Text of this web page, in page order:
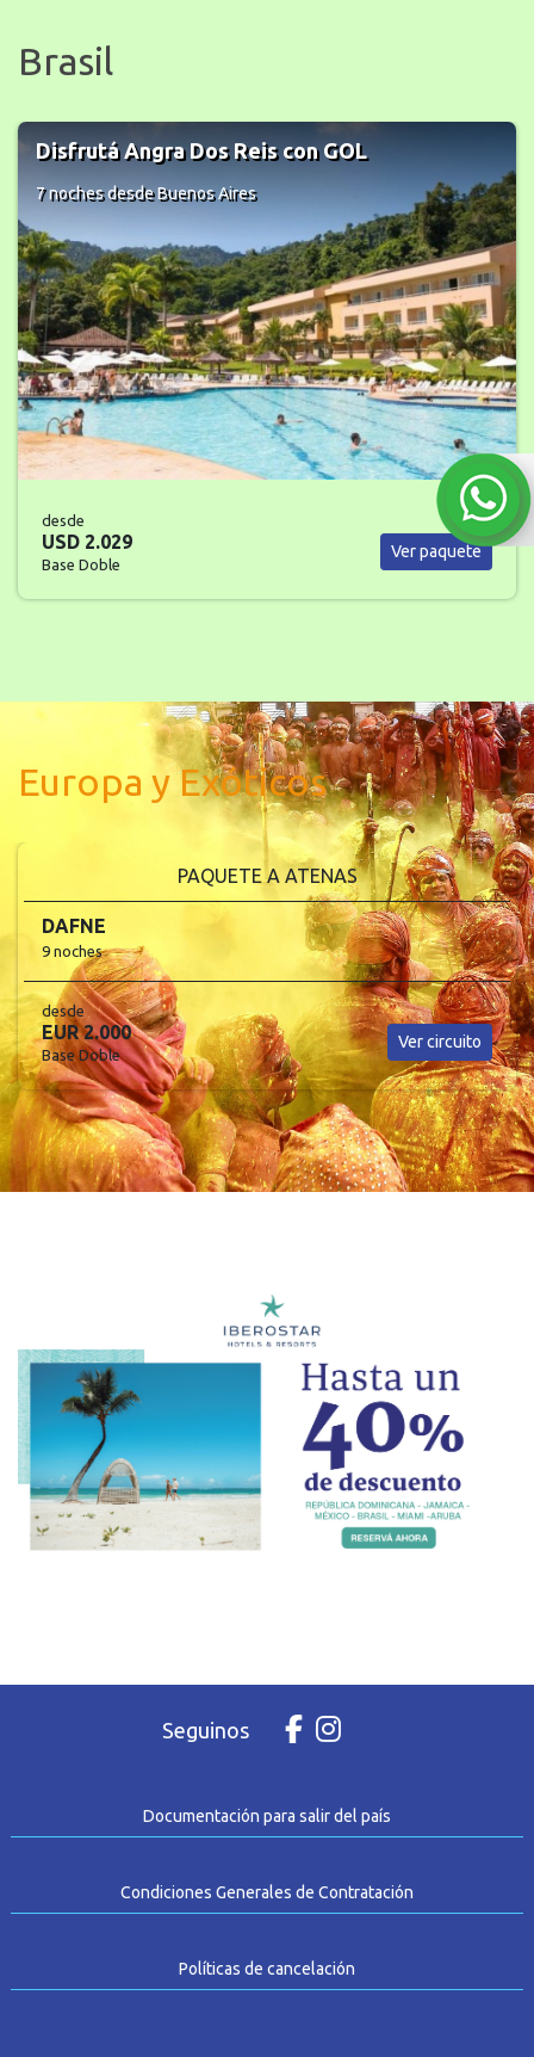
Brasil
Volá a Porto Seguro con GOL
7 nochesdesde Buenos Aires
desde
USD 1.822
Base Doble
Ver paquete
Europa y Exóticos
PAQUETE A HELSINKI
DESCUBRA EL BÁLTICO
9 noches
desde
EUR 2.325
Base Doble
Ver circuito
Seguinos
Documentación para salir del país
Condiciones Generales de Contratación
Políticas de cancelación